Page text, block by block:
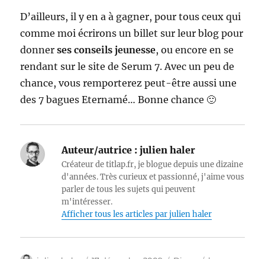
D’ailleurs, il y en a à gagner, pour tous ceux qui
comme moi écrirons un billet sur leur blog pour
donnerses conseils jeunesse, ou encore en se
rendant sur le site de Serum 7. Avec un peu de
chance, vous remporterez peut-être aussi une
des 7 bagues Eternamé… Bonne chance 🙂
Auteur/autrice : julien haler
Créateur de titlap.fr, je blogue depuis une dizaine
d'années. Très curieux et passionné, j'aime vous
parler de tous les sujets qui peuvent
m'intéresser.
Afficher tous les articles par julien haler